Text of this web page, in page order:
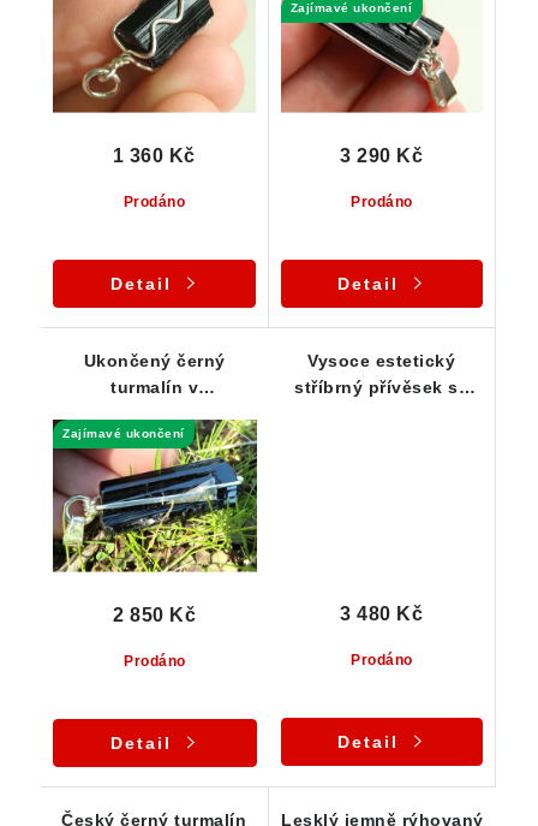
Prodáno
1 360 Kč
Detail
Zajímavé ukončení
Prodáno
3 290 Kč
Detail
Ukončený černý
turmalín v
stříbrném přívěsku
Zajímavé ukončení
Prodáno
2 850 Kč
Detail
Vysoce estetický
stříbrný přívěsek se
Prodáno
3 480 Kč
Detail
Český černý turmalín Lesklý jemně rýhovaný